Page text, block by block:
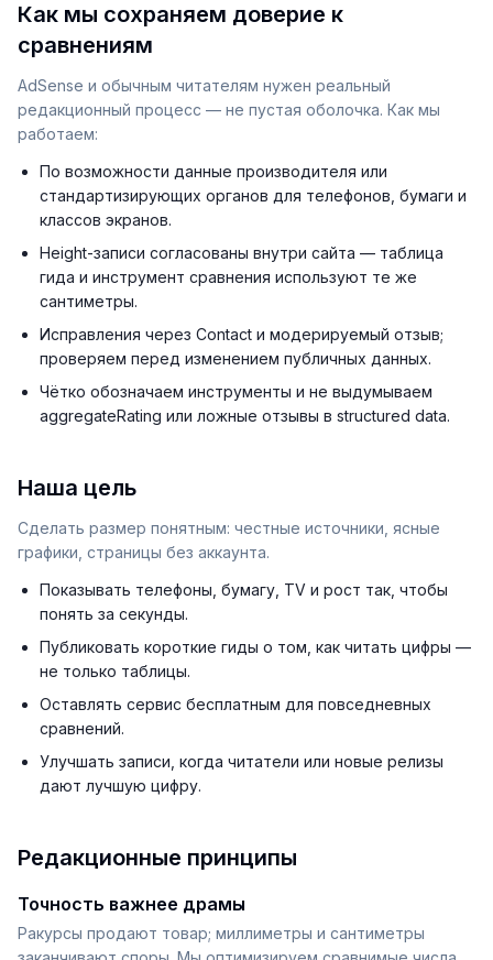
Как мы сохраняем доверие к
сравнениям
AdSense и обычным читателям нужен реальный
редакционный процесс — не пустая оболочка. Как мы
работаем:
По возможности данные производителя или
стандартизирующих органов для телефонов, бумаги и
классов экранов.
Height-записи согласованы внутри сайта — таблица
гида и инструмент сравнения используют те же
сантиметры.
Исправления через Contact и модерируемый отзыв;
проверяем перед изменением публичных данных.
Чётко обозначаем инструменты и не выдумываем
aggregateRating или ложные отзывы в structured data.
Наша цель
Сделать размер понятным: честные источники, ясные
графики, страницы без аккаунта.
Показывать телефоны, бумагу, TV и рост так, чтобы
понять за секунды.
Публиковать короткие гиды о том, как читать цифры —
не только таблицы.
Оставлять сервис бесплатным для повседневных
сравнений.
Улучшать записи, когда читатели или новые релизы
дают лучшую цифру.
Редакционные принципы
Точность важнее драмы
Ракурсы продают товар; миллиметры и сантиметры